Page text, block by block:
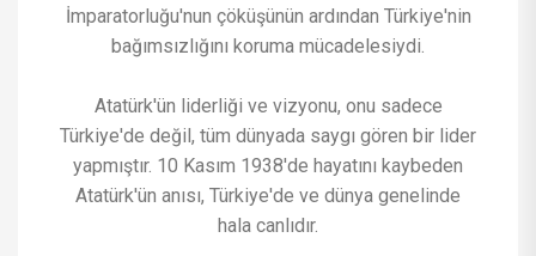
İmparatorluğu'nun çöküşünün ardından Türkiye'nin
bağımsızlığını koruma mücadelesiydi.
Atatürk'ün liderliği ve vizyonu, onu sadece
Türkiye'de değil, tüm dünyada saygı gören bir lider
yapmıştır. 10 Kasım 1938'de hayatını kaybeden
Atatürk'ün anısı, Türkiye'de ve dünya genelinde
hala canlıdır.